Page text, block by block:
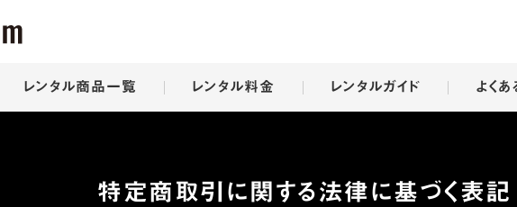
レンタル商品一覧 レンタル料金 レンタルガイド よく
特定商取引に関する法律に基づく表記